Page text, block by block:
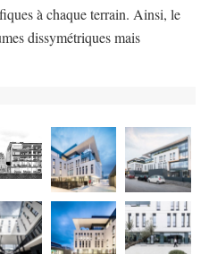
à chaque terrain. Ainsi, le
dissymétriques mais